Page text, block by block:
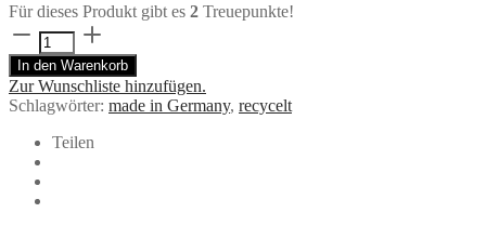
Für dieses Produkt gibt es 2 Treuepunkte!
Frieden
Postkarte
mit
Taube
von
von
Pappe
Menge
In den Warenkorb
Zur Wunschliste hinzufügen.
Schlagwörter: made in Germany, recycelt
Teilen